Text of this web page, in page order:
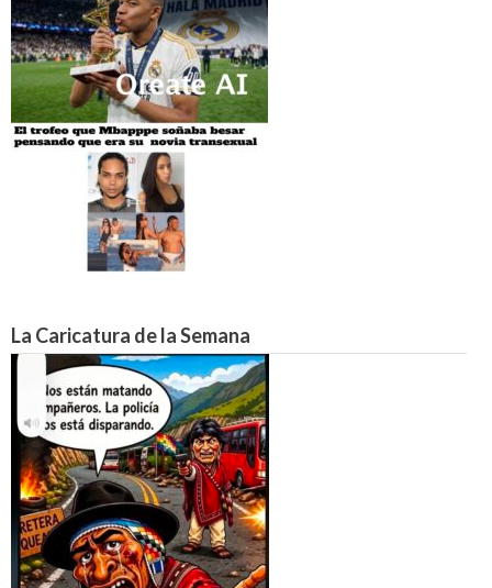
La Caricatura de la Semana